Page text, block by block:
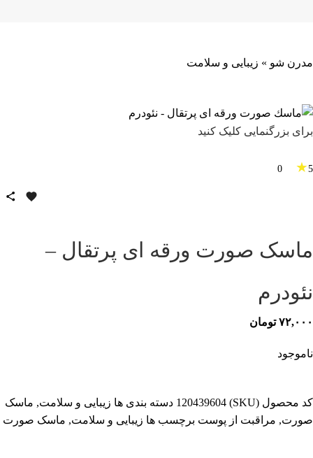
مدرن شو » زیبایی و سلامت
برای بزرگنمایی کلیک کنید
5
★
ماسک صورت ورقه ای پرتقال –
نئودرم
۷۲,۰۰۰ تومان
ناموجود
کد محصول (SKU) 120439604 دسته بندی ها زیبایی و سلامت, ماسک
صورت, مراقبت از پوست برچسب ها زیبایی و سلامت, ماسک صورت